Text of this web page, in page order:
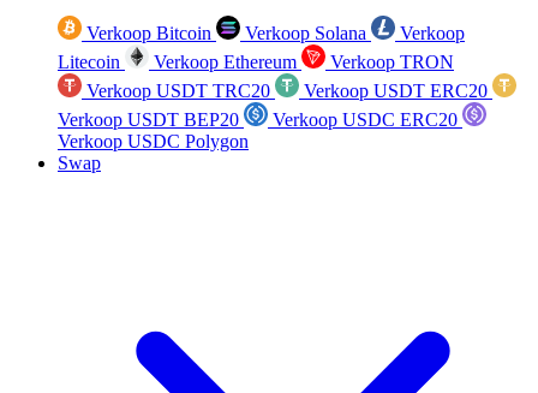
Verkoop Bitcoin Verkoop Solana
Verkoop
Litecoin
Verkoop Ethereum
Verkoop TRON
Verkoop USDT TRC20
Verkoop USDT ERC20
Verkoop USDT BEP20
Verkoop USDC ERC20
Verkoop USDC Polygon
Swap